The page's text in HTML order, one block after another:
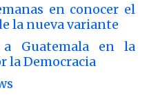
en conocer el
la nueva variante
Guatemala en la
la Democracia